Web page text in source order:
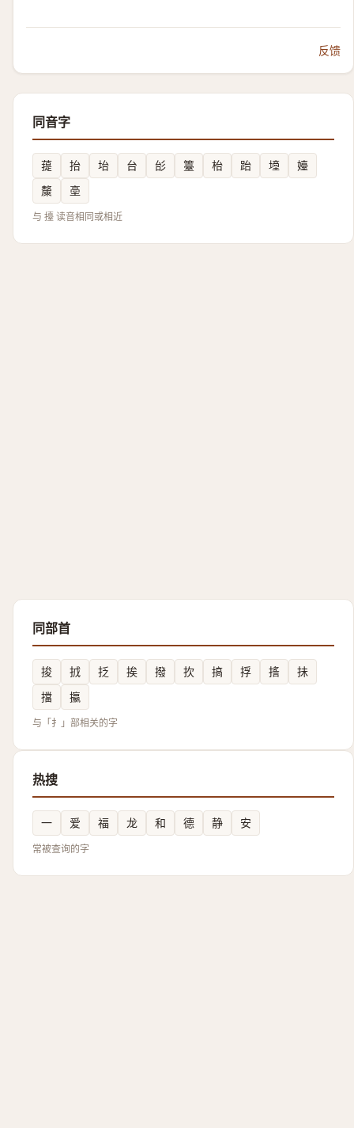
反馈
同音字
䔶 抬 坮 台 㣍 籉 枱 跆 㙵
嬯
斄
㙜
与 擡 读音相同或相近
同部首
捘 㧔 抸 挨 撥 扻 搞 捊 㨱
抺
擋
攍
与「扌」部相关的字
热搜
一 爱 福 龙 和 德 静 安
常被查询的字